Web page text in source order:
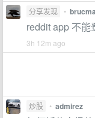
分享发现
•
reddit app 不能
3h 12m ago
炒股 • admirez